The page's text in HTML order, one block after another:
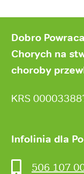
stronyDobro
Chorych na
choroby
KRS
Infolinia dla
506 107